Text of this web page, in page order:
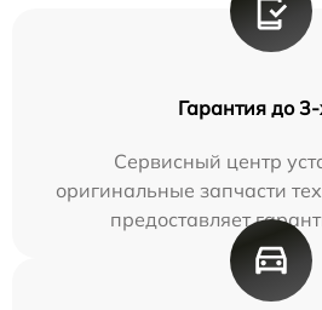
Гарантия до 3-
Сервисный центр
оригинальные запчасти
предоставляет